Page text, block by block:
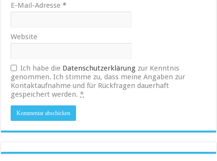
E-Mail-Adresse*
Website
Ich habe die Datenschutzerklärung zur Kenntnis
genommen. Ich stimme zu, dass meine Angaben zur
Kontaktaufnahme und für Rückfragen dauerhaft
gespeichert werden.*